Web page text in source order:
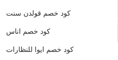
كود خصم قولدن سنت
كود خصم اناس
كود خصم ايوا للنظارات